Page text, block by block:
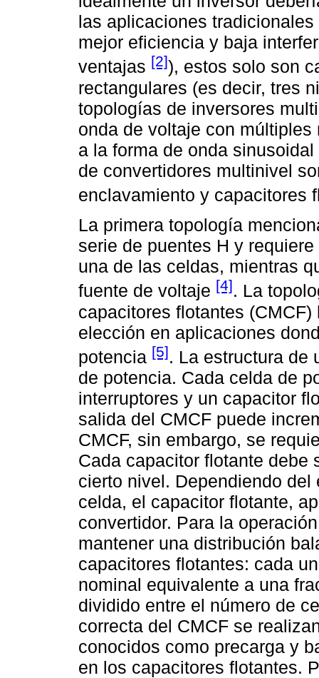
las aplicaciones
mejor eficiencia y baja
ventajas [2]), estos solo son
rectangulares (es decir, tres
topologías de inversores
onda de voltaje con
a la forma de onda
de convertidores multinivel
enclavamiento y capacitores
La primera topología
serie de puentes H y
una de las celdas, mientras
fuente de voltaje [4]. La
capacitores flotantes
elección en aplicaciones
potencia [5]. La estructura de
de potencia. Cada celda de
interruptores y un capacitor
salida del CMCF puede
CMCF, sin embargo, se
Cada capacitor flotante debe
cierto nivel. Dependiendo
celda, el capacitor flotante,
convertidor. Para la
mantener una distribución
capacitores flotantes: cada
nominal equivalente a una
dividido entre el número de
correcta del CMCF se
conocidos como precarga y
en los capacitores flotantes.